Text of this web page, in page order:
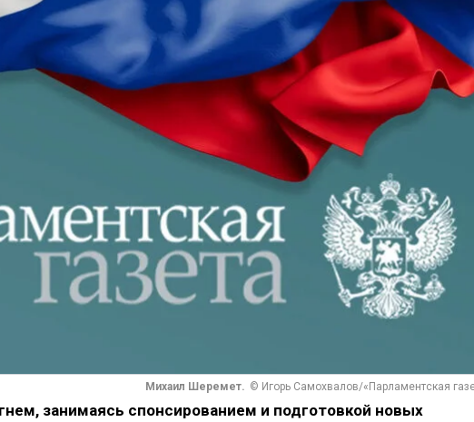
Михаил Шеремет. © Игорь Самохвалов/«Парламентская
занимаясь спонсированием и подготовкой новых